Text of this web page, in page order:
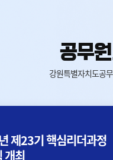
공무
강원특별자치도공
제23기 핵심리더과정
개최